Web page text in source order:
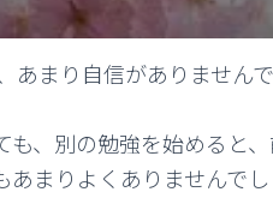
あまり自信がありませんで
、別の勉強を始めると
まりよくありませんでし